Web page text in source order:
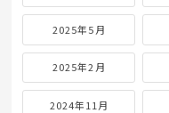
2025年5月
2025年2月
2024年11月